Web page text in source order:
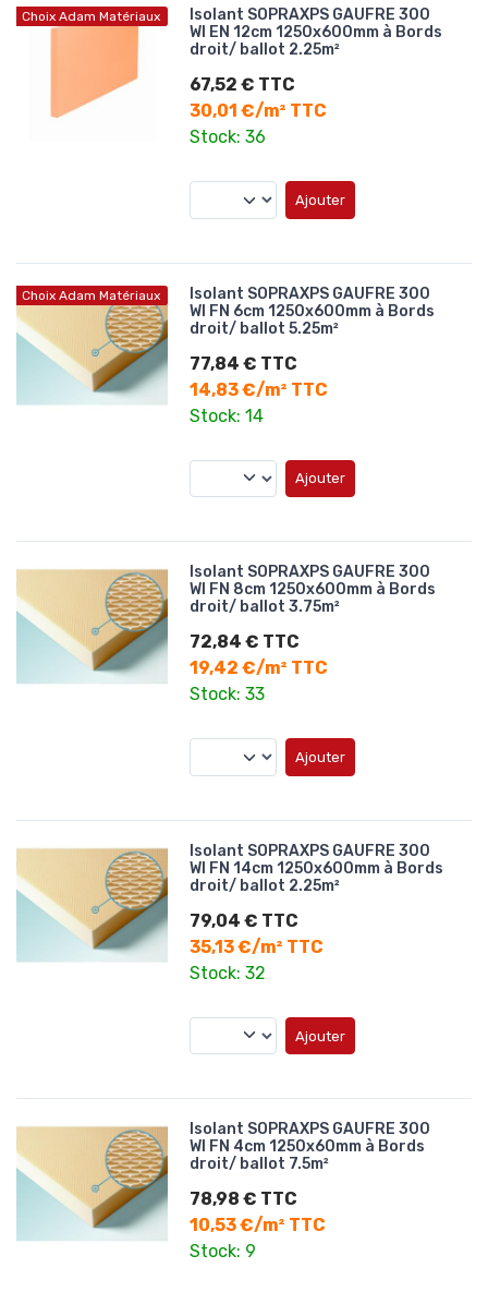
Choix Adam Matériaux
Isolant SOPRAXPS GAUFRE 300
WI EN 12cm 1250x600mm à Bords
droit/ ballot 2.25m²
67,52 € TTC
30,01 €/m² TTC
Stock: 36
Ajouter
Choix Adam Matériaux
Isolant SOPRAXPS GAUFRE 300
WI FN 6cm 1250x600mm à Bords
droit/ ballot 5.25m²
77,84 € TTC
14,83 €/m² TTC
Stock: 14
Ajouter
Isolant SOPRAXPS GAUFRE 300
WI FN 8cm 1250x600mm à Bords
droit/ ballot 3.75m²
72,84 € TTC
19,42 €/m² TTC
Stock: 33
Ajouter
Isolant SOPRAXPS GAUFRE 300
WI FN 14cm 1250x600mm à Bords
droit/ ballot 2.25m²
79,04 € TTC
35,13 €/m² TTC
Stock: 32
Ajouter
Isolant SOPRAXPS GAUFRE 300
WI FN 4cm 1250x60mm à Bords
droit/ ballot 7.5m²
78,98 € TTC
10,53 €/m² TTC
Stock: 9